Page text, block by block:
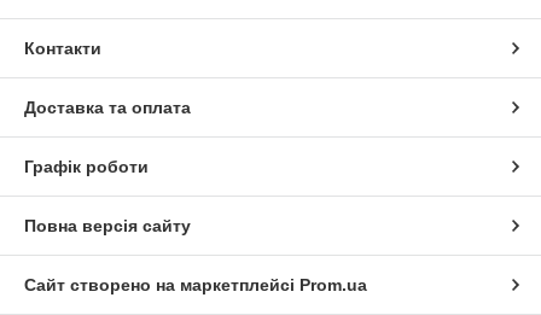
Контакти
Доставка та оплата
Графік роботи
Повна версія сайту
Сайт створено на маркетплейсі Prom.ua